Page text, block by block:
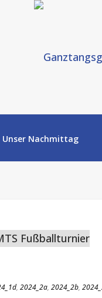
Unser Nachmittag
, 2024_2a, 2024_2b,